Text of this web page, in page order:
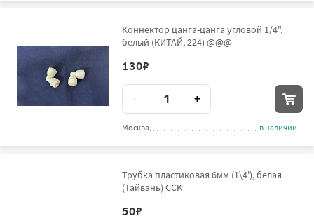
Коннектор цанга-цанга угловой 1/4",
белый (КИТАЙ, 224) @@@
130₽
Количество
+
Москва в наличии
Трубка пластиковая 6мм (1\4'), белая
(Тайвань) CCK
50₽